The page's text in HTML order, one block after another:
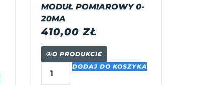
MODUŁ POMIAROWY 0-
20MA
410,00ZŁ
O PRODUKCIE
DODAJ DO KOSZYKA